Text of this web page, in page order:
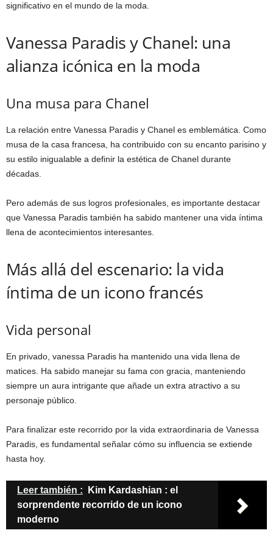
significativo en el mundo de la moda.
Vanessa Paradis y Chanel: una
alianza icónica en la moda
Una musa para Chanel
La relación entre Vanessa Paradis y Chanel es emblemática. Como
musa de la casa francesa, ha contribuido con su encanto parisino y
su estilo inigualable a definir la estética de Chanel durante
décadas.
Pero además de sus logros profesionales, es importante destacar
que Vanessa Paradis también ha sabido mantener una vida íntima
llena de acontecimientos interesantes.
Más allá del escenario: la vida
íntima de un icono francés
Vida personal
En privado, vanessa Paradis ha mantenido una vida llena de
matices. Ha sabido manejar su fama con gracia, manteniendo
siempre un aura intrigante que añade un extra atractivo a su
personaje público.
Para finalizar este recorrido por la vida extraordinaria de Vanessa
Paradis, es fundamental señalar cómo su influencia se extiende
hasta hoy.
Leer también :
Kim Kardashian : el
sorprendente recorrido de un icono
moderno